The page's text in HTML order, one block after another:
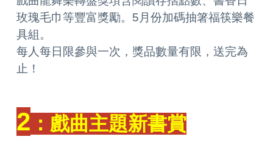
玫瑰毛巾等豐富獎勵。5月份加碼抽箸福筷樂餐
具組。
每人每日限參與一次，獎品數量有限，送完為
止！
2 ：戲曲主題新書賞